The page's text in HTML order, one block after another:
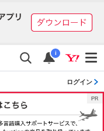
i
ログイン